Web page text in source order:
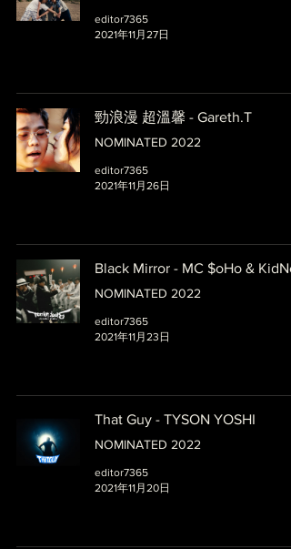
editor7365
2021年11月27日
勁浪漫 超溫馨 - Gareth.T
NOMINATED 2022
editor7365
2021年11月26日
Black Mirror - MC $oHo &
NOMINATED 2022
editor7365
2021年11月23日
That Guy - TYSON YOSHI
NOMINATED 2022
editor7365
2021年11月20日